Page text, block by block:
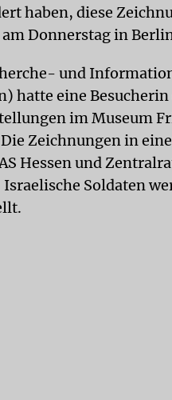
haben, diese
Donnerstag in
und
hatte eine Besucherin
im Museum
Zeichnungen in
Hessen und
Soldaten